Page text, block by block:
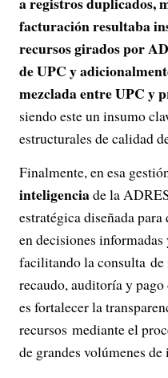
facturación resultaba
recursos girados por
de UPC y
mezclada entre UPC y
siendo este un insumo
estructurales de calidad
Finalmente, en esa
inteligenciade la
estratégica diseñada
en decisiones
facilitando la consulta de
recaudo, auditoría y
es fortalecer la
recursos mediante el
de grandes volúmenes